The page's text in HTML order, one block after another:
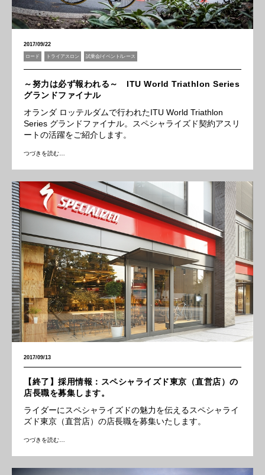
2017/09/22
ロード トライアスロン 試乗会/イベント/レース
～努力は必ず報われる～ ITU World Triathlon Series
グランドファイナル
オランダ ロッテルダムで行われたITU World Triathlon
Series グランドファイナル。スペシャライズド契約アスリ
ートの活躍をご紹介します。
つづきを読む…
2017/09/13
【終了】採用情報：スペシャライズド東京（直営店）の
店長職を募集します。
ライダーにスペシャライズドの魅力を伝えるスペシャライ
ズド東京（直営店）の店長職を募集いたします。
つづきを読む…